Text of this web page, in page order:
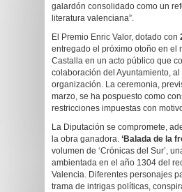
galardón consolidado como un
literatura valenciana”.
El Premio Enric Valor, dotado con
entregado el próximo otoño en el
Castalla en un acto público que
colaboración del Ayuntamiento, al
organización. La ceremonia,
marzo, se ha pospuesto como
restricciones impuestas con
La Diputación se compromete,
la obra ganadora. ‘Balada de la
volumen de ‘Crónicas del Sur’,
ambientada en el año 1304 del
Valencia. Diferentes personajes
trama de intrigas políticas,